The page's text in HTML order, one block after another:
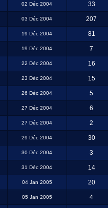
02 Déc 2004 33
03 Déc 2004 207
19 Déc 2004 81
19 Déc 2004 7
22 Déc 2004 16
23 Déc 2004 15
26 Déc 2004 5
27 Déc 2004 6
27 Déc 2004 2
29 Déc 2004 30
30 Déc 2004 3
31 Déc 2004 14
04 Jan 2005 20
05 Jan 2005 4